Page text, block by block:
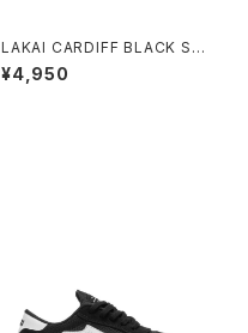
LAKAI CARDIFF BLACK SUE
DE
¥4,950